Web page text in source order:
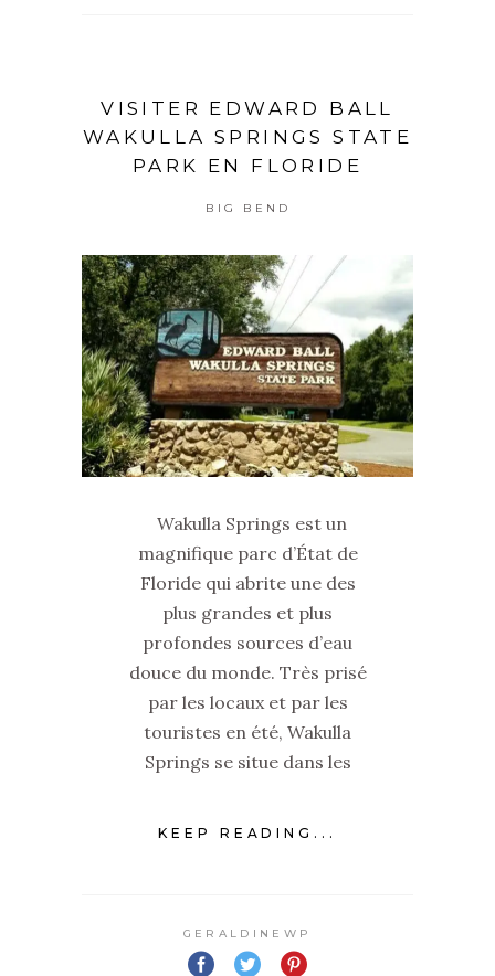
VISITER EDWARD BALL
WAKULLA SPRINGS STATE
PARK EN FLORIDE
BIG BEND
Wakulla Springs est un
magnifique parc d’État de
Floride qui abrite une des
plus grandes et plus
profondes sources d’eau
douce du monde. Très prisé
par les locaux et par les
touristes en été, Wakulla
Springs se situe dans les
KEEP READING...
GERALDINEWP